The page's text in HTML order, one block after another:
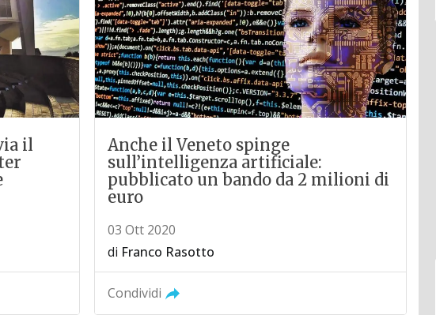
il
Anche il Veneto spinge
sull’intelligenza artificiale:
pubblicato un bando da 2 milioni di
euro
03 Ott 2020
di Franco Rasotto
Condividi